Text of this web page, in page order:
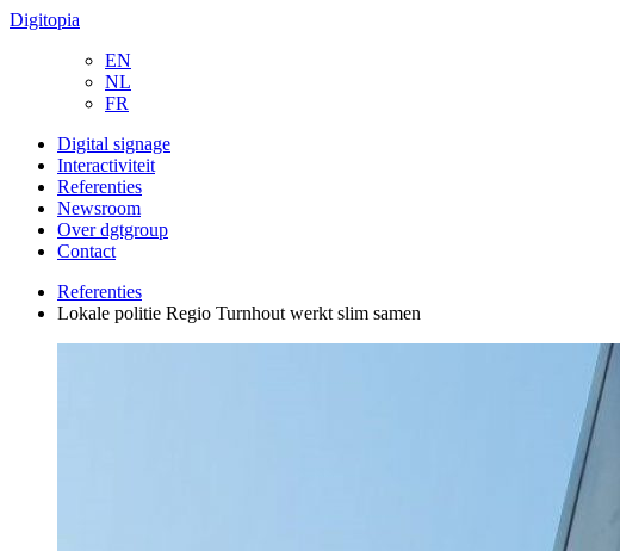
Digitopia
EN
NL
FR
Digital signage
Interactiviteit
Referenties
Newsroom
Over dgtgroup
Contact
Referenties
Lokale politie Regio Turnhout werkt slim samen